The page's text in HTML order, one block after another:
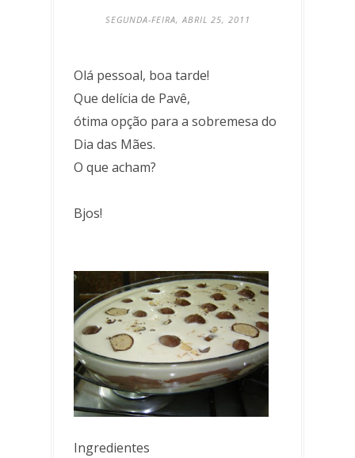
SEGUNDA-FEIRA, ABRIL 25, 2011
Olá pessoal, boa tarde!
Que delícia de Pavê,
ótima opção para a sobremesa do
Dia das Mães.
O que acham?
Bjos!
Ingredientes